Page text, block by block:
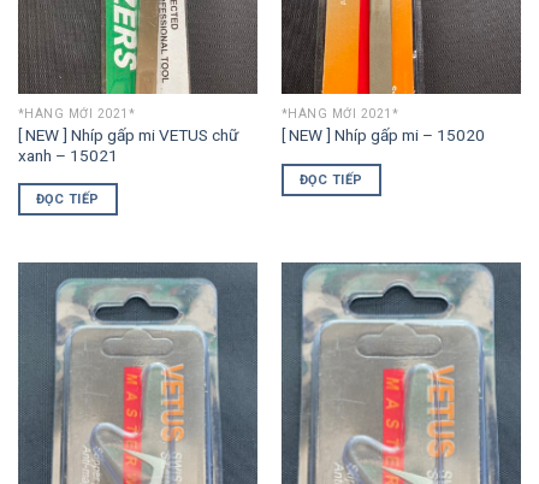
*HÀNG MỚI 2021*
[ NEW ] Nhíp gấp mi VETUS chữ
xanh – 15021
ĐỌC TIẾP
*HÀNG MỚI 2021*
[ NEW ] Nhíp gấp mi – 15020
ĐỌC TIẾP